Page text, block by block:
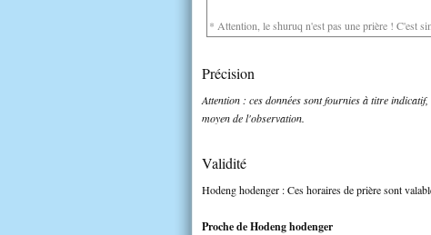
* Attention, le shuruq n'est pas une prière ! C'est
Précision
Attention : ces données sont fournies à titre
moyen de l'observation.
Validité
Hodeng hodenger : Ces horaires de prière sont
Proche de Hodeng hodenger